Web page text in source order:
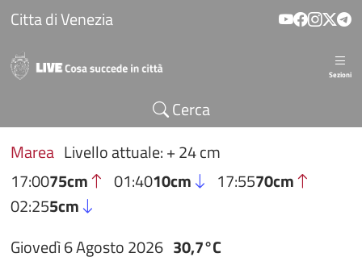
Salta al contenuto principale
Citta di Venezia
Sezioni
Cerca
Marea Livello attuale: + 24 cm
17:0075cm 01:4010cm 17:5570cm
02:255cm
Giovedì 6 Agosto 2026 30,7°C